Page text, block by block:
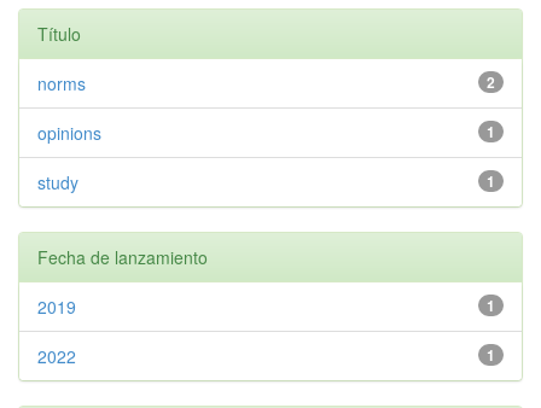
Título
2
norms
1
opinions
1
study
Fecha de lanzamiento
1
2019
1
2022